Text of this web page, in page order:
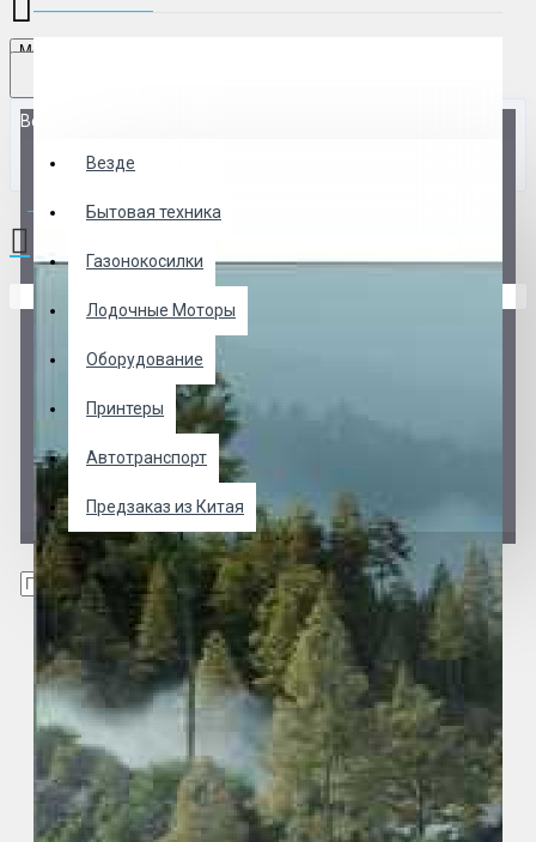
Menu
Везде
Везде
Бытовая техника
Газонокосилки
Лодочные Моторы
Оборудование
Принтеры
Автотранспорт
Предзаказ из Китая
0 товар(ов) - 0 р.